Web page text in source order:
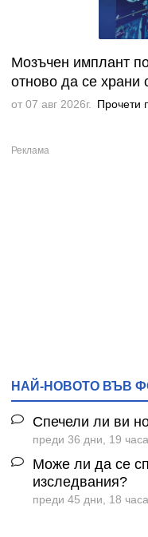
Мозъчен имплант
отново да се храни
от 07 авг 2026г. Прочети
НАЙ-НОВОТО ВЪВ
Спечели ли ви
преди 36 дни, 19
Може ли да се
изследвания?
преди 45 дни, 18